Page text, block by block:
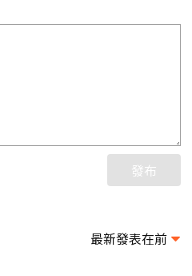
發布
最新發表在前